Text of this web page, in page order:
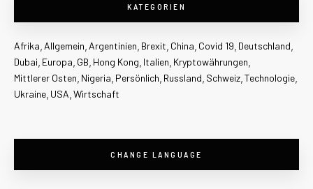
KATEGORIEN
Afrika Allgemein Argentinien Brexit China Covid 19 Deutschland
Dubai Europa GB Hong Kong Italien Kryptowährungen
Mittlerer Osten Nigeria Persönlich Russland Schweiz Technologie
Ukraine USA Wirtschaft
CHANGE LANGUAGE